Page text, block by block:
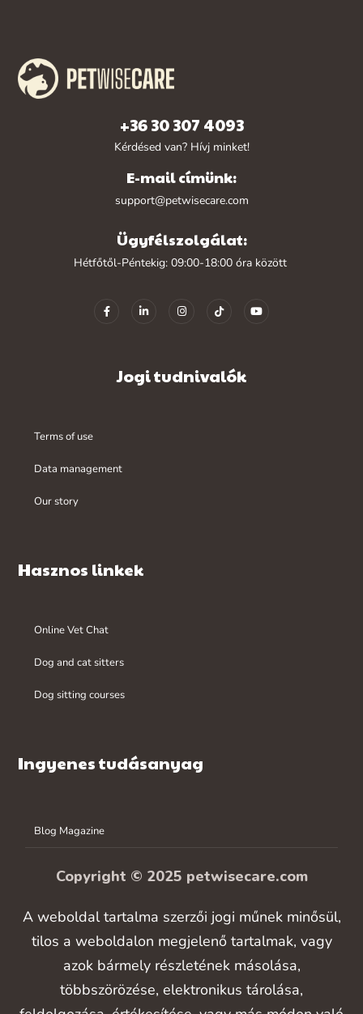
+36 30 307 4093
Kérdésed van? Hívj minket!
E-mail címünk:
support@petwisecare.com
Ügyfélszolgálat:
Hétfőtől-Péntekig: 09:00-18:00 óra között
Jogi tudnivalók
Terms of use
Data management
Our story
Hasznos linkek
Online Vet Chat
Dog and cat sitters
Dog sitting courses
Ingyenes tudásanyag
Blog Magazine
Copyright © 2025 petwisecare.com
A weboldal tartalma szerzői jogi műnek minősül,
tilos a weboldalon megjelenő tartalmak, vagy
azok bármely részletének másolása,
többszörözése, elektronikus tárolása,